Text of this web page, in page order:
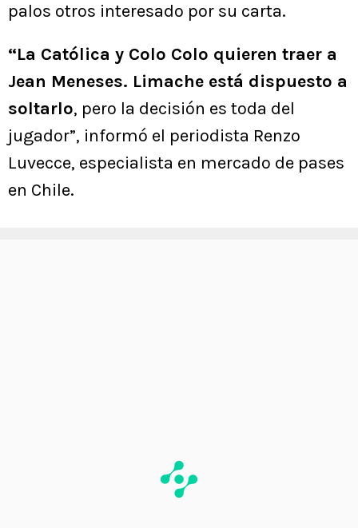
palos otros interesado por su carta.
“La Católica y Colo Colo quieren traer a
Jean Meneses. Limache está dispuesto a
soltarlo, pero la decisión es toda del
jugador”, informó el periodista Renzo
Luvecce, especialista en mercado de pases
en Chile.